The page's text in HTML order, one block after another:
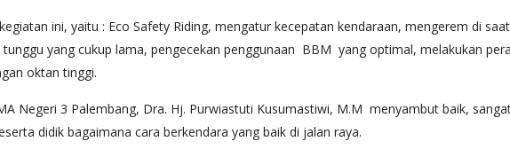
ini, yaitu : Eco Safety Riding, mengatur kecepatan kendaraan, mengerem di
yang cukup lama, pengecekan penggunaan BBM yang optimal, melakukan
oktan tinggi.
Negeri 3 Palembang, Dra. Hj. Purwiastuti Kusumastiwi, M.M menyambut baik,
didik bagaimana cara berkendara yang baik di jalan raya.